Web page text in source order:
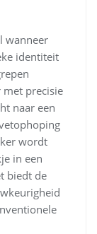
wanneer
identiteit
met precisie
naar een
wordt
in een
biedt de